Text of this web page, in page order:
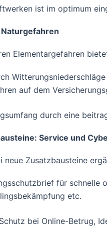
ist im optimum
Elementargefahren
auf dem
durch eine
Service und
neue Zusatzbausteine
für schnelle
etc.
bei Online-Betrug,